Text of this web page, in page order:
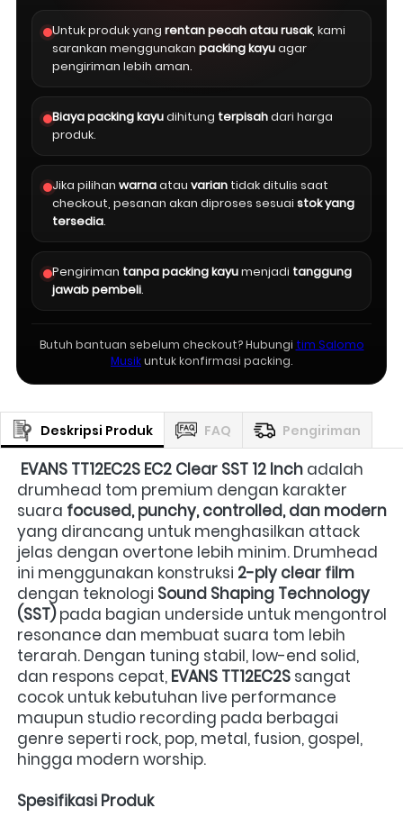
Untuk produk yang rentan pecah atau rusak, kami
sarankan menggunakan packing kayuagar
pengiriman lebih aman.
Biaya packing kayudihitung terpisahdari harga
produk.
Jika pilihan warnaatau varian tidak ditulis saat
checkout, pesanan akan diproses sesuai stok yang
tersedia.
Pengiriman tanpa packing kayumenjadi tanggung
jawab pembeli.
Butuh bantuan sebelum checkout? Hubungi tim Salomo
Musikuntuk konfirmasi packing.
Deskripsi Produk FAQ Pengiriman
EVANS TT12EC2S EC2 Clear SST 12 Inch adalah
drumhead tom premium dengan karakter
suara focused, punchy, controlled, dan modern
yang dirancang untuk menghasilkan attack
jelas dengan overtone lebih minim. Drumhead
ini menggunakan konstruksi 2-ply clear film
dengan teknologi Sound Shaping Technology
(SST) pada bagian underside untuk mengontrol
resonance dan membuat suara tom lebih
terarah. Dengan tuning stabil, low-end solid,
dan respons cepat, EVANS TT12EC2S sangat
cocok untuk kebutuhan live performance
maupun studio recording pada berbagai
genre seperti rock, pop, metal, fusion, gospel,
hingga modern worship.
Spesifikasi Produk